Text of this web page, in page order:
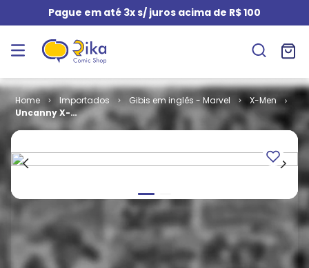
Pague em até 3x s/ juros acima de R$ 100
Importados Gibis em inglês - Marvel
X-Men
Uncanny X-
Men - Volume